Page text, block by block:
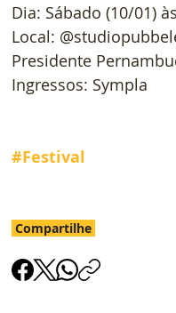
Dia: Sábado (10/01)
Local:
Presidente
Ingressos: Sympla
#Festival
Compartilhe